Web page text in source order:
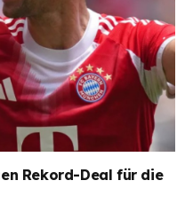
Rekord-Deal für die